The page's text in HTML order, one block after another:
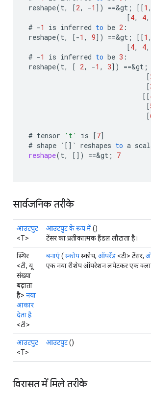
reshape(t, [2, -1 ] ) ==&gt ; [[1 ,
[4, 4,
# -1 is inferred to be 2 :
reshape(t, [-1 , 9] ) ==&gt ; [[1 ,
[4, 4,
# -1 is inferred to be 3 :
reshape(t, [ 2, -1 , 3] ) ==&gt ;
[
[
[[
[
[
# tensor 't' is [7]
# shape ` [] ` reshapes to a
reshape(t, [] ) ==&gt ; 7
सार्वजनिक तरीके
आउटपुट
<T>
आउटपुट के रूप में()
टेंसर का प्रतीकात्मक हैंडल लौटाता है।
स्थिर
<टी, यू
संख्या
बढ़ाता
है> नया
आकार
देता है
<टी>
बनाएं( स्कोपस्कोप, ऑपरेंड <टी> टेंसर,
एक नया रीशेप ऑपरेशन लपेटकर एक क्लास
आउटपुट
<T>
आउटपुट()
विरासत में मिले तरीके